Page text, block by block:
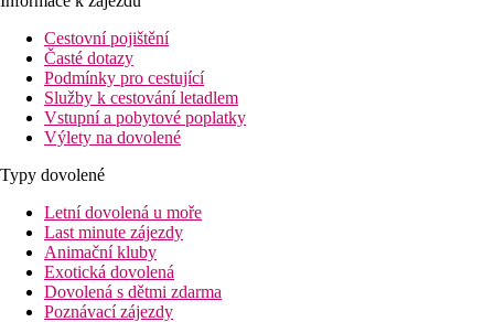
Cestovní pojištění
Časté dotazy
Podmínky pro cestující
Služby k cestování letadlem
Vstupní a pobytové poplatky
Výlety na dovolené
Typy dovolené
Letní dovolená u moře
Last minute zájezdy
Animační kluby
Exotická dovolená
Dovolená s dětmi zdarma
Poznávací zájezdy